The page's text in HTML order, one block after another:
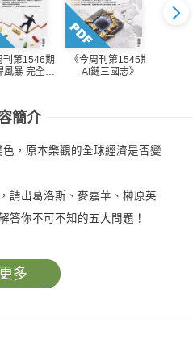
刊第1546期
風暴 完全拆
《今周刊第1545期
AI鏈三國志》
簡介
，原本樂觀的全球經濟是否變
請出葛洛斯、麥嘉華、榊原英
答你不可不知的五大問題！
更多